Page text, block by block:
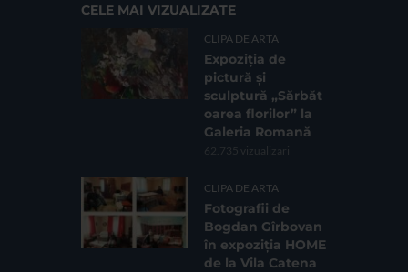
CELE MAI VIZUALIZATE
CLIPA DE ARTA
Expoziția de
pictură și
sculptură „Sărbăt
oarea florilor” la
Galeria Romană
62.735 vizualizari
CLIPA DE ARTA
Fotografii de
Bogdan Gîrbovan
în expoziția HOME
de la Vila Catena